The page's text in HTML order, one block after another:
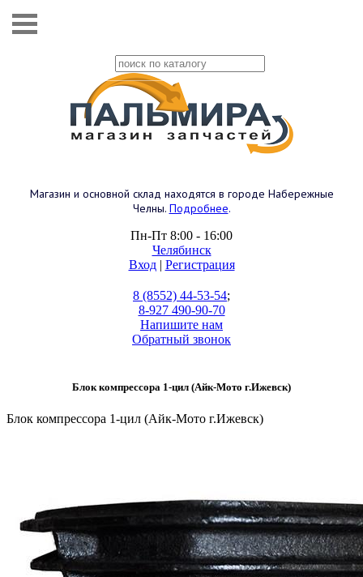
Магазин и основной склад находятся в городе Набережные
Челны. Подробнее.
Пн-Пт 8:00 - 16:00
Челябинск
Вход| Регистрация
8 (8552) 44-53-54;
8-927 490-90-70
Напишите нам
Обратный звонок
Блок компрессора 1-цил (Айк-Мото г.Ижевск)
Блок компрессора 1-цил (Айк-Мото г.Ижевск)